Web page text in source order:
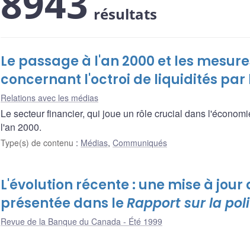
résultats
Le passage à l'an 2000 et les
concernant l'octroi de liquidités par
Relations avec les médias
Le secteur financier, qui joue un rôle crucial dans
l'an 2000.
Type(s) de contenu : Médias, Communiqués
L'évolution récente : une mise à jour
présentée dans leRapport sur la
Revue de la Banque du Canada - Été 1999